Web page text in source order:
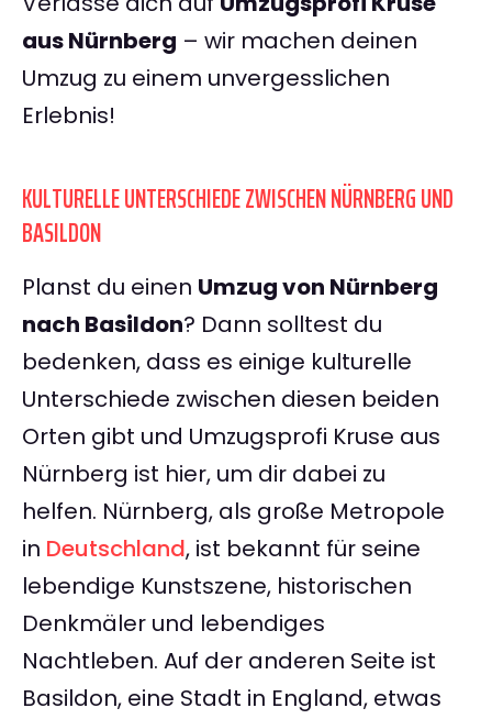
aus Nürnberg – wir machen deinen
Umzug zu einem unvergesslichen
Erlebnis!
KULTURELLE UNTERSCHIEDE ZWISCHEN NÜRNBERG UND
BASILDON
Planst du einen Umzug von Nürnberg
nach Basildon? Dann solltest du
bedenken, dass es einige kulturelle
Unterschiede zwischen diesen beiden
Orten gibt und Umzugsprofi Kruse aus
Nürnberg ist hier, um dir dabei zu
helfen. Nürnberg, als große Metropole
in Deutschland, ist bekannt für seine
lebendige Kunstszene, historischen
Denkmäler und lebendiges
Nachtleben. Auf der anderen Seite ist
Basildon, eine Stadt in England, etwas